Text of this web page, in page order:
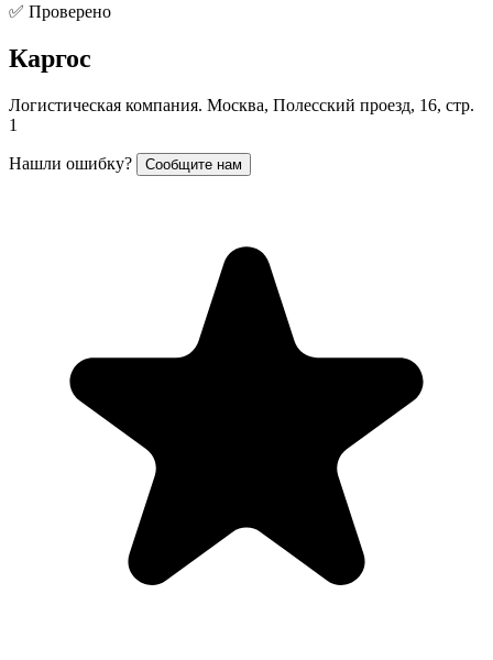
✅ Проверено
Каргос
Логистическая компания. Москва, Полесский проезд, 16, стр.
1
Нашли ошибку? Сообщите нам